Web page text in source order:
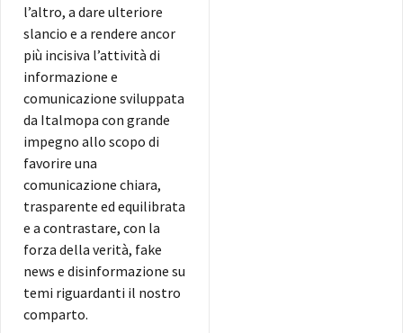
l’altro, a dare ulteriore
slancio e a rendere ancor
più incisiva l’attività di
informazione e
comunicazione sviluppata
da Italmopa con grande
impegno allo scopo di
favorire una
comunicazione chiara,
trasparente ed equilibrata
e a contrastare, con la
forza della verità, fake
news e disinformazione su
temi riguardanti il nostro
comparto.